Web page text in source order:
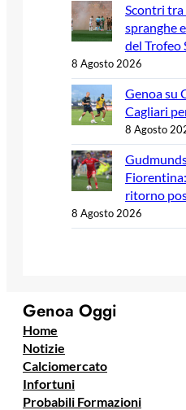
Scontri tra
spranghe
del Trofeo
8 Agosto 2026
Genoa su
Cagliari
8 Agosto
ritorno
8 Agosto 2026
Genoa Oggi
Home
Notizie
Calciomercato
Infortuni
Probabili Formazioni